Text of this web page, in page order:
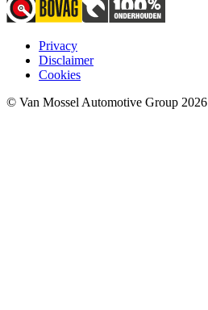
Privacy
Disclaimer
Cookies
© Van Mossel Automotive Group 2026